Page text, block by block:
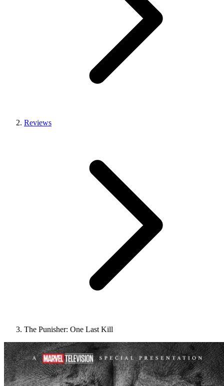
Reviews
The Punisher: One Last Kill